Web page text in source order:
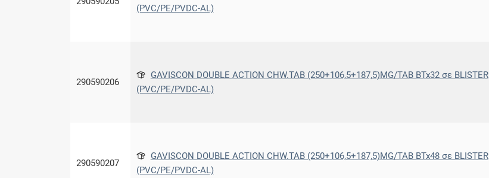
(PVC/PE/PVDC-AL)
290590206
GAVISCON DOUBLE ACTION CHW.TAB (250+106,5+187,5)MG/TAB BTx32 σε BLISTER
(PVC/PE/PVDC-AL)
290590207
GAVISCON DOUBLE ACTION CHW.TAB (250+106,5+187,5)MG/TAB BTx48 σε BLISTER
(PVC/PE/PVDC-AL)